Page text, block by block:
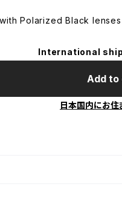
Polarized Black lenses
International
Add
日本国内にお住